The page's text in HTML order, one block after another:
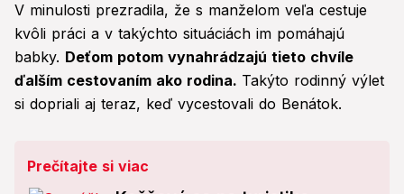
of
1
minute,
6
seconds
V minulosti prezradila, že s manželom veľa cestuje
kvôli práci a v takýchto situáciách im pomáhajú
babky. Deťom potom vynahrádzajú tieto chvíle
ďalším cestovaním ako rodina. Takýto rodinný výlet
si dopriali aj teraz, keď vycestovali do Benátok.
Prečítajte si viac